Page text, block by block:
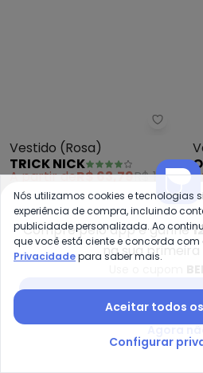
Trick
Vestido (Rosa)
TRICK NICK
A partir de
ou2xdeR$ 31,89semjuros
-20% NEW -
Compre pelo app e ganhe
na sua
Nós utilizamos cookies e tecnologias
experiência de compra, incluindo
publicidade personalizada. Ao
que você está ciente e concorda com
Privacidadepara saber mais.
Aceitar todos
Configurar